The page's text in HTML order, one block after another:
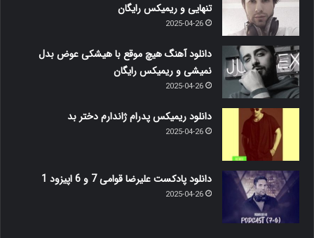
تنهایی و ریمیکس رایگان
2025-04-26
دانلود آهنگ هیچ موقع با هیشکی عوض بدل
نمیشی و ریمیکس رایگان
2025-04-26
دانلود ریمیکس پدرام ژاندارم دختر بد
2025-04-26
دانلود پادکست علیرضا قوامی 7 و 6 اپیزود 1
2025-04-26